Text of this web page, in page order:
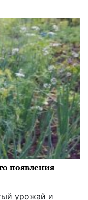
появления
урожай и